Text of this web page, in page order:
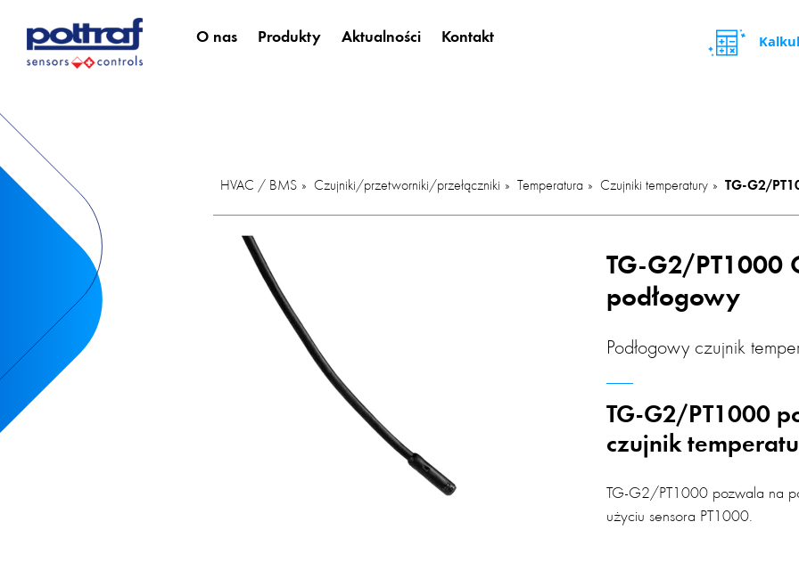
O nas Produkty Aktualności Kontakt
HVAC / BMS Czujniki/przetworniki/przełączniki Temperatura Czujniki temperatury TG-G2/
TG-G2/PT1000
podłogowy
Podłogowy czujnik
TG-G2/PT1000
czujnik
TG-G2/PT1000 pozwala na
użyciu sensora PT1000.